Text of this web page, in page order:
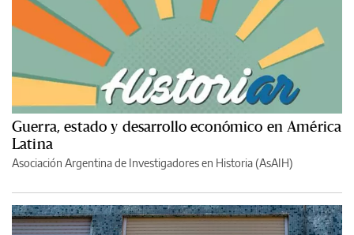
Guerra, estado y desarrollo económico en América
Latina
Asociación Argentina de Investigadores en Historia (AsAIH)